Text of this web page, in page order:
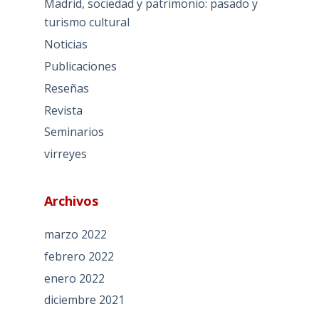
Madrid, sociedad y patrimonio: pasado y
turismo cultural
Noticias
Publicaciones
Reseñas
Revista
Seminarios
virreyes
Archivos
marzo 2022
febrero 2022
enero 2022
diciembre 2021